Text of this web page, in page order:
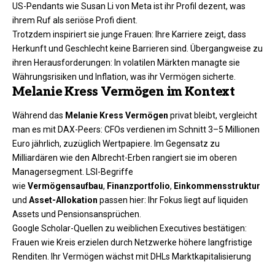
US-Pendants wie Susan Li von Meta ist ihr Profil dezent, was
ihrem Ruf als seriöse Profi dient.​
Trotzdem inspiriert sie junge Frauen: Ihre Karriere zeigt, dass
Herkunft und Geschlecht keine Barrieren sind. Übergangweise zu
ihren Herausforderungen: In volatilen Märkten managte sie
Währungsrisiken und Inflation, was ihr Vermögen sicherte.
Melanie Kress Vermögen im Kontext
Während das Melanie Kress Vermögen privat bleibt, vergleicht
man es mit DAX-Peers: CFOs verdienen im Schnitt 3–5 Millionen
Euro jährlich, zuzüglich Wertpapiere. Im Gegensatz zu
Milliardären wie den Albrecht-Erben rangiert sie im oberen
Managersegment. LSI-Begriffe
wie Vermögensaufbau, Finanzportfolio, Einkommensstruktur
und Asset-Allokation passen hier: Ihr Fokus liegt auf liquiden
Assets und Pensionsansprüchen.​
Google Scholar-Quellen zu weiblichen Executives bestätigen:
Frauen wie Kreis erzielen durch Netzwerke höhere langfristige
Renditen. Ihr Vermögen wächst mit DHLs Marktkapitalisierung